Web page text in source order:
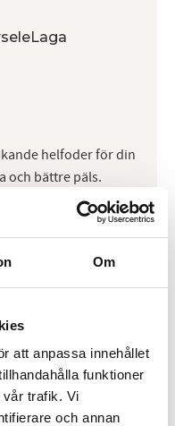
Om
att anpassa innehållet
funktioner
trafik. Vi
och annan
helfoder för din
och bättre päls.
för hårbollar.
helfoder för